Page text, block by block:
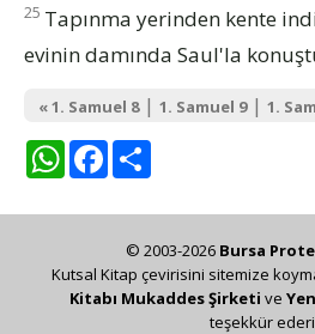
25 Tapınma yerinden kente
evinin damında Saul'la
« 1. Samuel 8| 1. Samuel 9| 1.
WhatsAppFacebook
© 2003-2026 Bursa
Kutsal Kitap çevirisini sitemize
Kitabı Mukaddes Şirketi ve
teşekkür